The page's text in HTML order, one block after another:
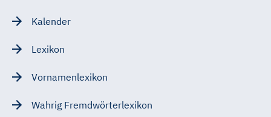
Kalender
Lexikon
Vornamenlexikon
Wahrig Fremdwörterlexikon